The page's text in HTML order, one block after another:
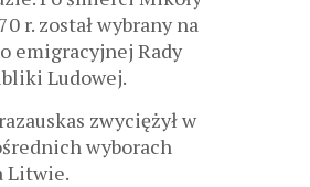
r. został wybrany na
emigracyjnej Rady
Ludowej.
zwyciężył w
wyborach
Litwie.